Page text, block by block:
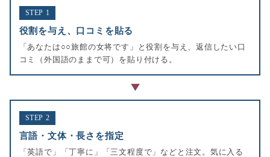
STEP 1
役割を与え、口コミを貼る
「あなたは○○旅館の女将です」と役割を与え、返信したい口
コミ（外国語のままで可）を貼り付ける。
▶
STEP 2
言語・文体・長さを指定
「英語で」「丁寧に」「三文程度で」などと注文。気に入る